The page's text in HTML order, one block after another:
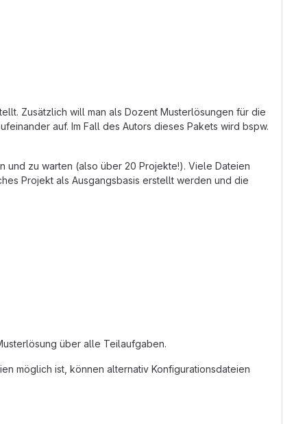
Zusätzlich will man als Dozent Musterlösungen für die
auf. Im Fall des Autors dieses Pakets wird bspw.
und zu warten (also über 20 Projekte!). Viele Dateien
Projekt als Ausgangsbasis erstellt werden und die
über alle Teilaufgaben.
möglich ist, können alternativ Konfigurationsdateien